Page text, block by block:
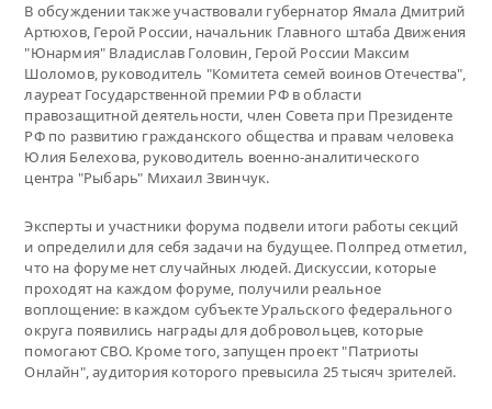
В обсуждении также участвовали губернатор Ямала Дмитрий
Артюхов, Герой России, начальник Главного штаба Движения
"Юнармия" Владислав Головин, Герой России Максим
Шоломов, руководитель "Комитета семей воинов Отечества",
лауреат Государственной премии РФ в области
правозащитной деятельности, член Совета при Президенте
РФ по развитию гражданского общества и правам человека
Юлия Белехова, руководитель военно-аналитического
центра "Рыбарь" Михаил Звинчук.
Эксперты и участники форума подвели итоги работы секций
и определили для себя задачи на будущее. Полпред отметил,
что на форуме нет случайных людей. Дискуссии, которые
проходят на каждом форуме, получили реальное
воплощение: в каждом субъекте Уральского федерального
округа появились награды для добровольцев, которые
помогают СВО. Кроме того, запущен проект "Патриоты
Онлайн", аудитория которого превысила 25 тысяч зрителей.